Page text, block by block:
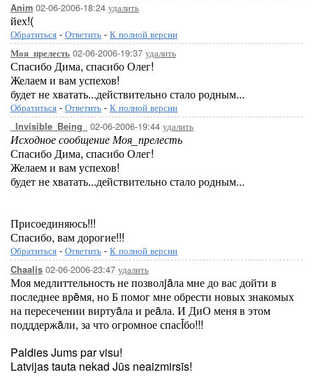
Anim 02-06-2006-18:24 удалить
йех!(
Обратиться - Ответить - К полной версии
Моя_прелесть 02-06-2006-19:37 удалить
Спасибо Дима, спасибо Олег!
Желаем и вам успехов!
будет не хватать...действительно стало родным...
Обратиться - Ответить - К полной версии
_Invisible_Being_ 02-06-2006-19:44 удалить
Исходное сообщение Моя_прелесть
Спасибо Дима, спасибо Олег!
Желаем и вам успехов!
будет не хватать...действительно стало родным...
Присоединяюсь!!!
Спасибо, вам дорогие!!!
Обратиться - Ответить - К полной версии
Chaalis 02-06-2006-23:47 удалить
Моя медлиттельность не позволjāла мне до вас дойти в
последнее врēмя, но Б помог мне обрести новых знакомых
на пересечении виртуāла и реāла. И ДиО меня в этом
подддержāли, за что огромное спасĪбо!!!
Paldies Jums par visu!
Latvijas tauta nekad Jūs neaizmirsīs!